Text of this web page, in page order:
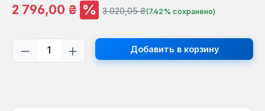
Цена продажи:
2 796,00 ₴ % Обычная цена:
3 020,05 ₴(7.42% сохранено)
Количество продукта: введите
Добавить в корзину